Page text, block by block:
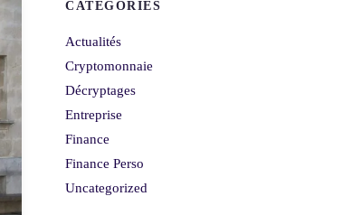
CATEGORIES
Actualités
Cryptomonnaie
Décryptages
Entreprise
Finance
Finance Perso
Uncategorized